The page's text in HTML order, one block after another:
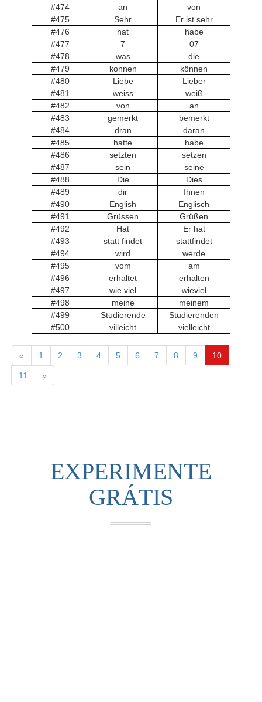
#474
an
von
#475
Sehr
Er ist sehr
#476
hat
habe
#477
7
07
#478
was
die
#479
konnen
können
#480
Liebe
Lieber
#481
weiss
weiß
#482
von
an
#483
gemerkt
bemerkt
#484
dran
daran
#485
hatte
habe
#486
setzten
setzen
#487
sein
seine
#488
Die
Dies
#489
dir
Ihnen
#490
English
Englisch
#491
Grüssen
Grüßen
#492
Hat
Er hat
#493
statt findet
stattfindet
#494
wird
werde
#495
vom
am
#496
erhaltet
erhalten
#497
wie viel
wieviel
#498
meine
meinem
#499
Studierende
Studierenden
#500
villeicht vielleicht
« 1 2 3 4 5 6 7 8 9 10
11 »
EXPERIMENTE
GRÁTIS